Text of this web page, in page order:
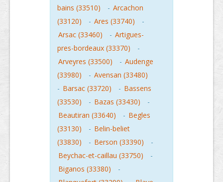
bains (33510)
- Arcachon
(33120)
- Ares (33740)
-
Arsac (33460)
- Artigues-
pres-bordeaux (33370)
-
Arveyres (33500)
- Audenge
(33980)
- Avensan (33480)
- Barsac (33720) - Bassens
(33530)
- Bazas (33430)
-
Beautiran (33640)
- Begles
(33130)
- Belin-beliet
(33830)
- Berson (33390)
-
Beychac-et-caillau (33750)
-
Biganos (33380)
-